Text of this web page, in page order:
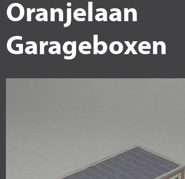
Oranjelaan
Garageboxen